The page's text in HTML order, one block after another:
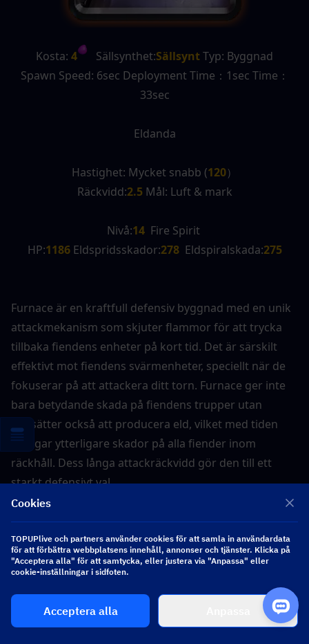
Kosta: 4 Sällsynthet:Sällsynt Typ: Byggnad
Spawn Speed: 6sec Deployment Time：1sec Time：
33sec
Eldanda
Hastighet: Mycket snabb (120）
Räckvidd:2.5 Mål: Luft & mark
Nivå:14 Fire Spirit
HP:1186 Eldspridsskador:278 Eldspiralskada:275
Furnace är en kraftfull defensiv byggnad med en unik
attackmekanism som skjuter flammor för att trycka
tillbaka fiendens enheter på kort tid. Det är särskilt
effektivt mot fiendens svärmenheter, speciellt när de
fokuserar på att attackera ditt torn. Furnace ger inte
bara betydande skada på fiendens trupper utan
fortsätter också att producera eld, vilket med tiden
tillfogar ytterligare skador på alla fiender inom
räckhåll. Dess långa attackräckvidd gör den till ett
starkt defensivt val.
15. Mega Knight
Cookies
TOPUPlive och partners använder cookies för att samla in användardata
för att förbättra webbplatsens innehåll, annonser och tjänster. Klicka på
"Acceptera alla" för att samtycka, eller justera via "Anpassa" eller
cookie-inställningar i sidfoten.
Acceptera alla